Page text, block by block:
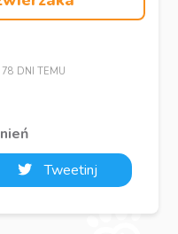
DNI TEMU
Tweetinj